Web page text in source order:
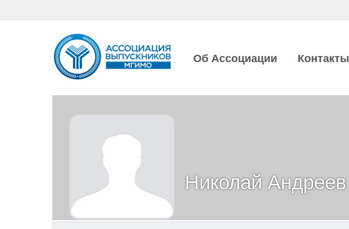
Об Ассоциации Контакты
Николай Андреев